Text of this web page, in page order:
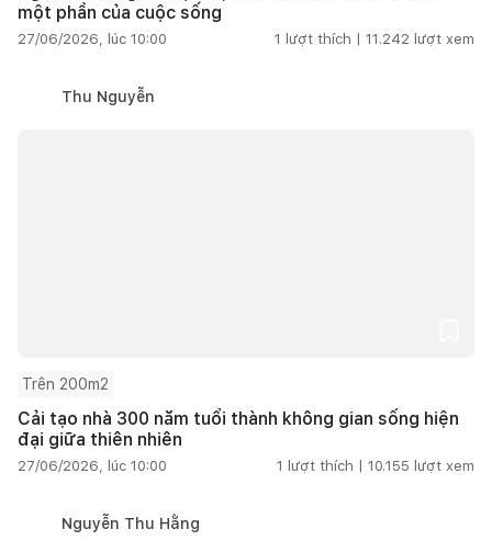
một phần của cuộc sống
27/06/2026, lúc 10:00 1 lượt thích | 11.242 lượt xem
Thu Nguyễn
Trên 200m2
Cải tạo nhà 300 năm tuổi thành không gian sống hiện
đại giữa thiên nhiên
27/06/2026, lúc 10:00 1 lượt thích | 10.155 lượt xem
Nguyễn Thu Hằng